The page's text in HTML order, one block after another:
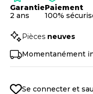
Garantie
2 ans
Paiement
100%
Pièces neuves
Momentanément
Se connecter et